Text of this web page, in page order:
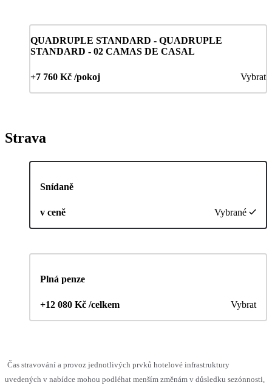
QUADRUPLE STANDARD - QUADRUPLE
STANDARD - 02 CAMAS DE CASAL
+7 760 Kč /pokoj Vybrat
Strava
Snídaně
v ceně Vybrané
Plná penze
+12 080 Kč /celkem Vybrat
Čas stravování a provoz jednotlivých prvků hotelové infrastruktury
uvedených v nabídce mohou podléhat menším změnám v důsledku sezónnosti,